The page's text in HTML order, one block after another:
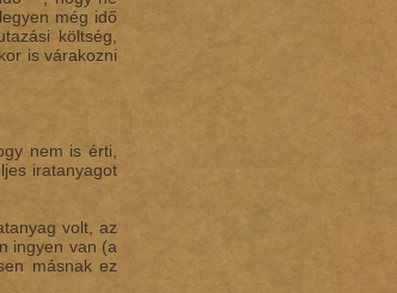
még idő
költség,
is várakozni
nem is érti,
iratanyagot
volt, az
ingyen van (a
másnak ez